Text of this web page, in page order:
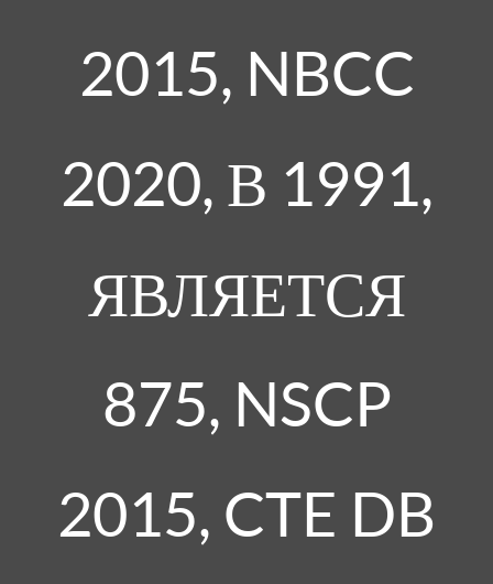
2015, NBCC
2020, В 1991,
ЯВЛЯЕТСЯ
875, NSCP
2015, CTE DB